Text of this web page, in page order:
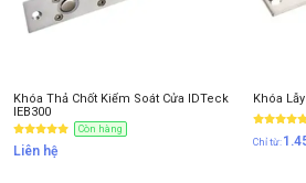
Khóa Thả Chốt Kiểm Soát Cửa IDTeck
IEB300
Còn hàng
Liên hệ
Khóa